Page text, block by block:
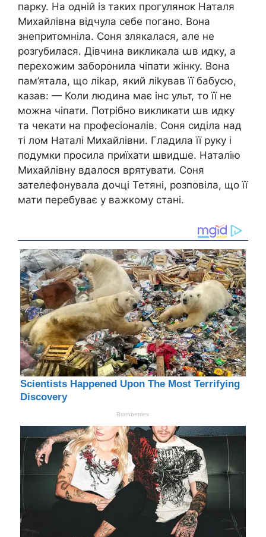
парку. На одній із таких прогулянок Наталя
Михайлівна відчула себе погано. Вона
знепритомніла. Соня злякaлася, але не
розrубилася. Дівчина викликала աв идку, а
перехожим забоpонила чiпати жінку. Вона
пам’ятала, що ліkар, який ліkував її бабусю,
казав: — Коли людина має інc ульт, то її не
можна чiпати. Потрібно викликати աв идку
та чекати на професіоналів. Соня сиділа над
ті лом Наталі Михайлівни. Гладила її руку і
подумки просила приїхати швидше. Наталію
Михайлівну вдалося врятувати. Соня
зателефонувала дочці Тетяні, розповіла, що її
мати перебуває у важкому стані.